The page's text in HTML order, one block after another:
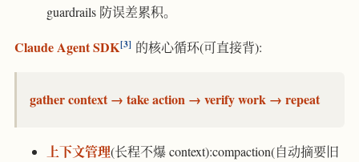
guardrails 防误差累积。
Claude Agent SDK 3 的核心循环(可直接背):
gather context → take action → verify work → repeat
上下文管理(长程不爆 context):compaction(自动摘要旧